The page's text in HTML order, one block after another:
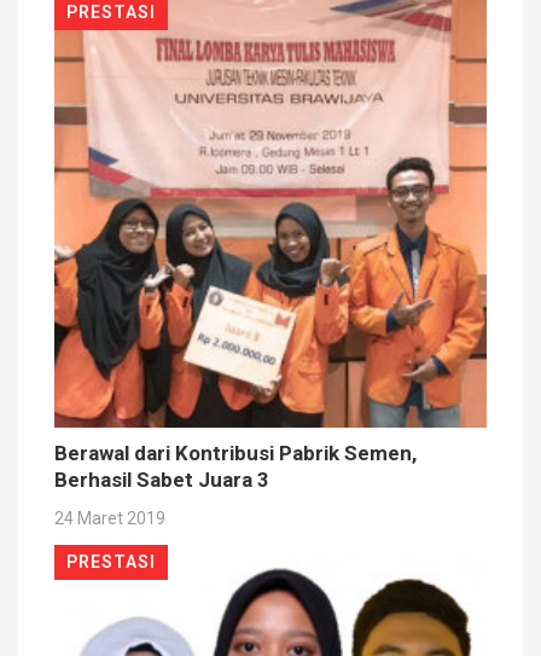
PRESTASI
Berawal dari Kontribusi Pabrik Semen,
Berhasil Sabet Juara 3
24 Maret 2019
PRESTASI